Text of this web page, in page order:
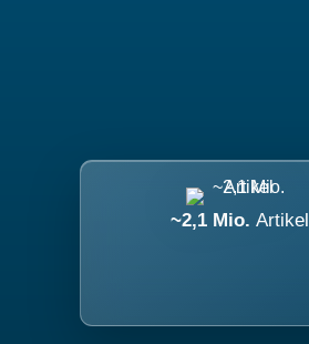
~2,1 Mio. Artikel